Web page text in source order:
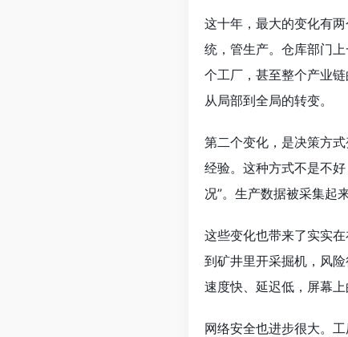
这十年，最大的变化有
统，管生产。仓库部门
个工厂，甚至整个产业
从局部到全局的转变。
第二个变化，是决策方
经验。这种方式不是不
况”。生产数据被采集起
这些变化也带来了实实
到矿井里开采掘机，风
速度快、延迟低，屏幕
网络安全也进步很大。